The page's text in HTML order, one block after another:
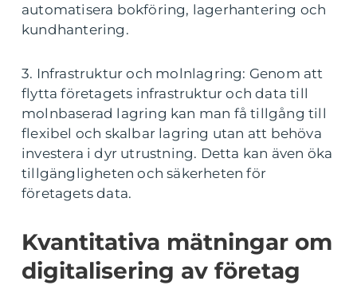
automatisera bokföring, lagerhantering och
kundhantering.
3. Infrastruktur och molnlagring: Genom att
flytta företagets infrastruktur och data till
molnbaserad lagring kan man få tillgång till
flexibel och skalbar lagring utan att behöva
investera i dyr utrustning. Detta kan även öka
tillgängligheten och säkerheten för
företagets data.
Kvantitativa mätningar om
digitalisering av företag